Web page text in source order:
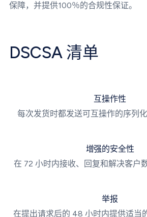
保障，并提供100％的合规性保证。
DSCSA 清单
互操作性
每次发货时都发送可互操作的序列化
增强的安全性
在 72 小时内接收、回复和解决客户
举报
在提出请求后的 48 小时内提供适当